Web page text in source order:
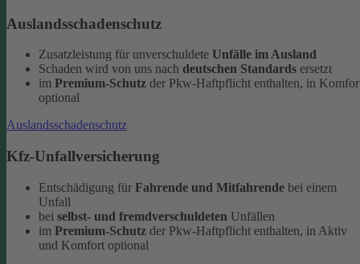
Auslandsschadenschutz
Zusatzleistung für unverschuldete Unfälle im Ausland
Schaden wird von uns nach deutschen Standards ersetzt
im Premium-Schutz der Pkw-Haftpflicht enthalten, in
optional
Auslandsschadenschutz
Kfz-Unfallversicherung
Entschädigung für Fahrende und Mitfahrende bei einem
Unfall
bei selbst- und fremdverschuldeten Unfällen
im Premium-Schutz der Pkw-Haftpflicht enthalten, in Aktiv
und Komfort optional